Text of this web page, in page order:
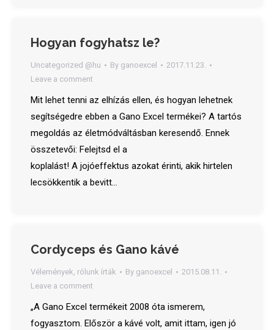
Hogyan fogyhatsz le?
Uncategorized @hu By ganoexcel
2017.11.23.
Leave a comment
Mit lehet tenni az elhízás ellen, és hogyan lehetnek
segítségedre ebben a Gano Excel termékei? A tartós
megoldás az életmódváltásban keresendő. Ennek
összetevői: Felejtsd el a
koplalást! A jojóeffektus azokat érinti, akik hirtelen
lecsökkentik a bevitt…
Cordyceps és Gano kávé
Vélemények, rólunk írták By ganoexcel
2015.08.11.
Leave a comment
„A Gano Excel termékeit 2008 óta ismerem,
fogyasztom. Először a kávé volt, amit ittam, igen jó